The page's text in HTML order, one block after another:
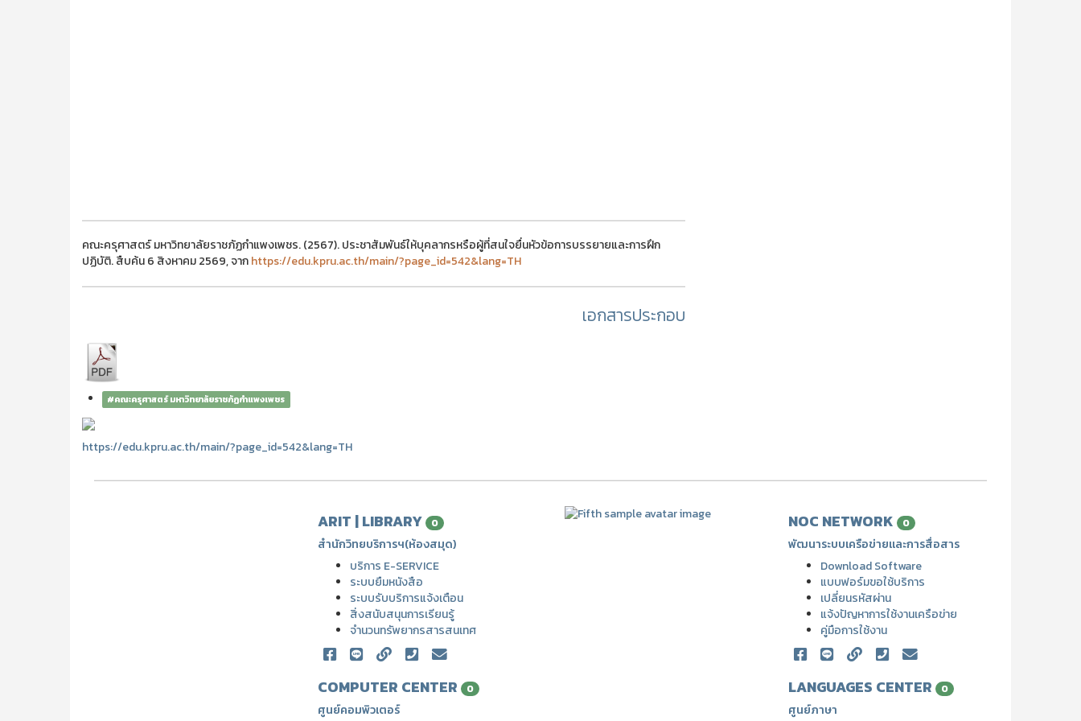
คณะครุศาสตร์ มหาวิทยาลัยราชภัฏกำแพงเพชร. (2567). ประชาสัมพันธ์ให้บุคลากรหรือผู้ที่สนใจยื่นหัวข้อการบรรยายและการฝึก
ปฏิบัติ. สืบค้น 6 สิงหาคม 2569, จากhttps://edu.kpru.ac.th/main/?page_id=542&lang=TH
เอกสารประกอบ
#คณะครุศาสตร์ มหาวิทยาลัยราชภัฏกำแพงเพชร
https://edu.kpru.ac.th/main/?page_id=542&lang=TH
ARIT | LIBRARY 0
สำนักวิทยบริการฯ(ห้องสมุด)
บริการ E-SERVICE
ระบบยืมหนังสือ
ระบบรับบริการแจ้งเตือน
สิ่งสนับสนุนการเรียนรู้
จำนวนทรัพยากรสารสนเทศ
NOC NETWORK 0
พัฒนาระบบเครือข่ายและการสื่อสาร
Download Software
แบบฟอร์มขอใช้บริการ
เปลี่ยนรหัสผ่าน
แจ้งปัญหาการใช้งานเครือข่าย
คู่มือการใช้งาน
COMPUTER CENTER 0
ศูนย์คอมพิวเตอร์
LANGUAGES CENTER 0
ศูนย์ภาษา